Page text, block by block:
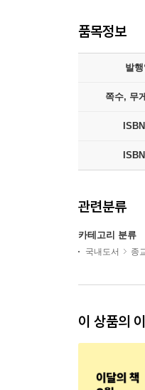
품목정보
발행
쪽수, 무
관련분류
카테고리 분류
국내도서 종
이 상품의